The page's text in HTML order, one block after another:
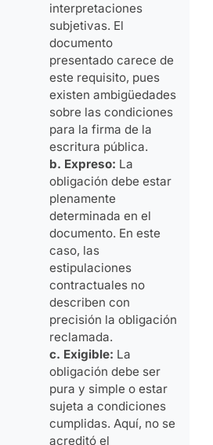
interpretaciones
subjetivas. El
documento
presentado carece de
este requisito, pues
existen ambigüedades
sobre las condiciones
para la firma de la
escritura pública.
b. Expreso: La
obligación debe estar
plenamente
determinada en el
documento. En este
caso, las
estipulaciones
contractuales no
describen con
precisión la obligación
reclamada.
c. Exigible: La
obligación debe ser
pura y simple o estar
sujeta a condiciones
cumplidas. Aquí, no se
acreditó el